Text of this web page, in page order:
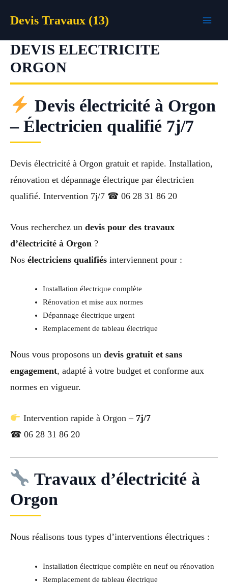
Devis Travaux (13)
DEVIS ELECTRICITE
ORGON
Devis électricité à Orgon
– Électricien qualifié 7j/7
Devis électricité à Orgon gratuit et rapide. Installation,
rénovation et dépannage électrique par électricien
qualifié. Intervention 7j/7 ☎ 06 28 31 86 20
Vous recherchez un devis pour des travaux
d’électricité à Orgon ?
Nos électriciens qualifiés interviennent pour :
Installation électrique complète
Rénovation et mise aux normes
Dépannage électrique urgent
Remplacement de tableau électrique
Nous vous proposons un devis gratuit et sans
engagement, adapté à votre budget et conforme aux
normes en vigueur.
Intervention rapide à Orgon – 7j/7
☎ 06 28 31 86 20
Travaux d’électricité à
Orgon
Nous réalisons tous types d’interventions électriques :
Installation électrique complète en neuf ou rénovation
Remplacement de tableau électrique